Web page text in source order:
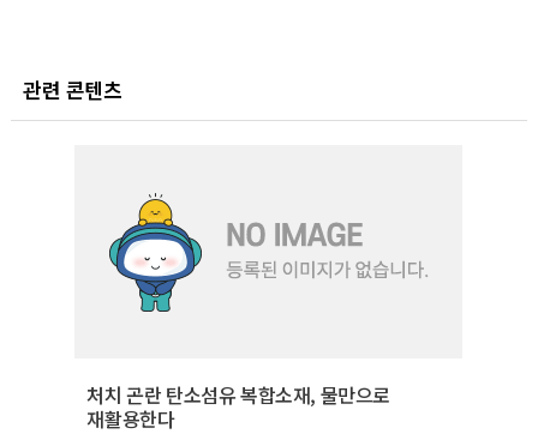
관련 콘텐츠
처치 곤란 탄소섬유 복합소재, 물만으로
재활용한다